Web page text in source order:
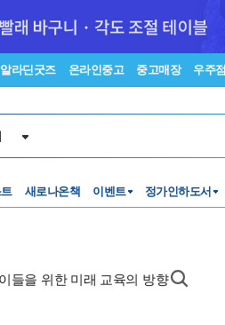
알라딘굿즈 온라인중고 중고매장 우주점
새로나온책 이벤트 정가인하도서
들을 위한 미래 교육의 방향